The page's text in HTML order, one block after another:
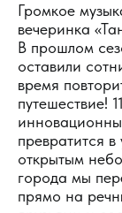
Громкое
вечеринка
В прошлом
оставили
время
путешествие!
превратится
открытым
города мы
прямо на